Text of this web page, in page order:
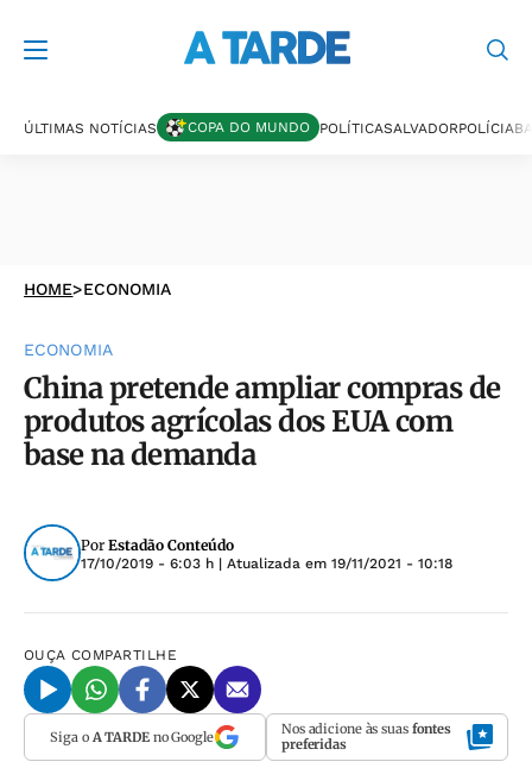
ÚLTIMAS NOTÍCIAS COPA DO MUNDO POLÍTICASALVADORPOLÍCIA
HOME>ECONOMIA
ECONOMIA
China pretende ampliar compras de
produtos agrícolas dos EUA com
base na demanda
Por Estadão Conteúdo
17/10/2019 - 6:03 h | Atualizada em 19/11/2021 - 10:18
OUÇA COMPARTILHE
Siga o A TARDEno Google Nos adicione às suas fontes
preferidas